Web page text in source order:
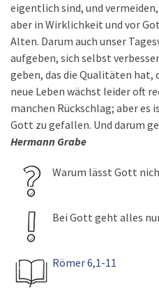
eigentlich sind, und
aber in Wirklichkeit und vor
Alten. Darum auch unser
aufgeben, sich selbst
geben, das die Qualitäten hat,
neue Leben wächst leider oft
manchen Rückschlag; aber es
Gott zu gefallen. Und darum
Hermann Grabe
Warum lässt Gott
Bei Gott geht alles
Römer 6,1-11